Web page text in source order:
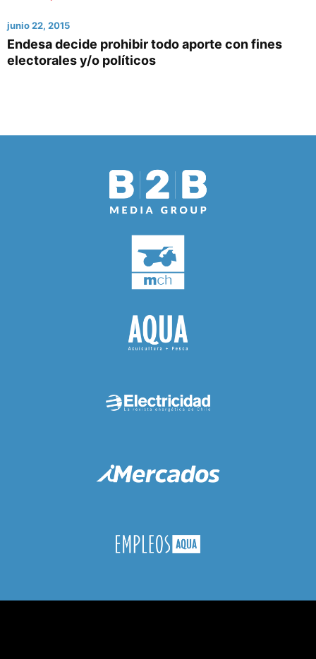
junio 22, 2015
Endesa decide prohibir todo aporte con fines
electorales y/o políticos